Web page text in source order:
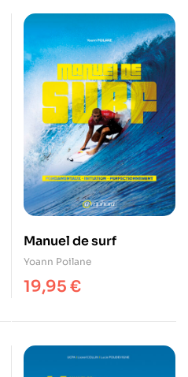
Manuel de surf
Yoann Poilane
19,95 €